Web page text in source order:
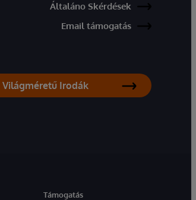
Általáno Skérdések
Email támogatás
Világméretű Irodák
Támogatás